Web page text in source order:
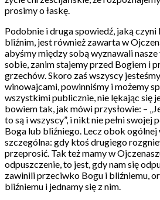
prosimy o łaskę.
Podobnie i druga spowiedź, jaką
bliźnim, jest również zawarta w
abyśmy między sobą wyznawali
sobie, zanim stajemy przed Bogiem i
grzechów. Skoro zaś wszyscy
winowajcami, powinniśmy i możemy
wszystkimi publicznie, nie lękając się
bowiem tak, jak mówi przysłowie: –
to są i wszyscy”, i nikt nie pełni swojej
Boga lub bliźniego. Lecz obok ogólnej
szczególna: gdy ktoś drugiego
przeprosić. Tak też mamy w
odpuszczenie, to jest, gdy nam się
zawinili przeciwko Bogu i bliźniemu,
bliźniemu i jednamy się z nim.